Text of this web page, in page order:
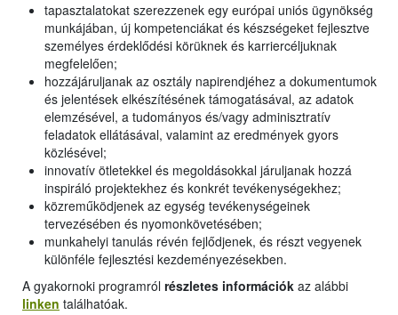
tapasztalatokat szerezzenek egy európai uniós ügynökség
munkájában, új kompetenciákat és készségeket fejlesztve
személyes érdeklődési körüknek és karriercéljuknak
megfelelően;
hozzájáruljanak az osztály napirendjéhez a dokumentumok
és jelentések elkészítésének támogatásával, az adatok
elemzésével, a tudományos és/vagy adminisztratív
feladatok ellátásával, valamint az eredmények gyors
közlésével;
innovatív ötletekkel és megoldásokkal járuljanak hozzá
inspiráló projektekhez és konkrét tevékenységekhez;
közreműködjenek az egység tevékenységeinek
tervezésében és nyomonkövetésében;
munkahelyi tanulás révén fejlődjenek, és részt vegyenek
különféle fejlesztési kezdeményezésekben.
A gyakornoki programról részletes információk az alábbi
linken találhatóak.